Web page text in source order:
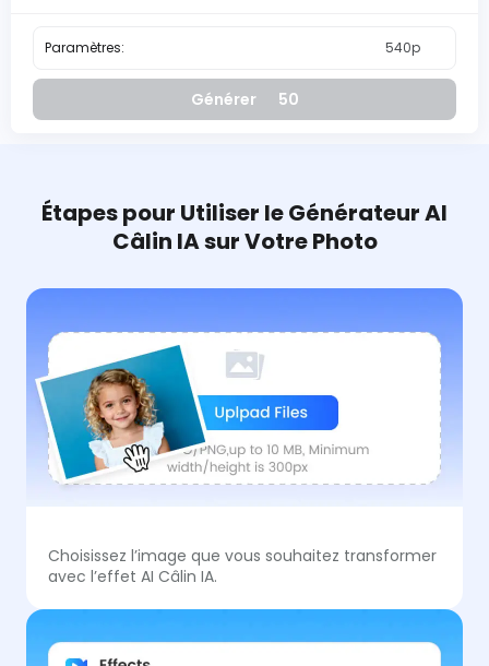
Paramètres: 540p
Générer 50
Étapes pour Utiliser le Générateur AI
Câlin IA sur Votre Photo
Choisissez l’image que vous souhaitez transformer
avec l’effet AI Câlin IA.